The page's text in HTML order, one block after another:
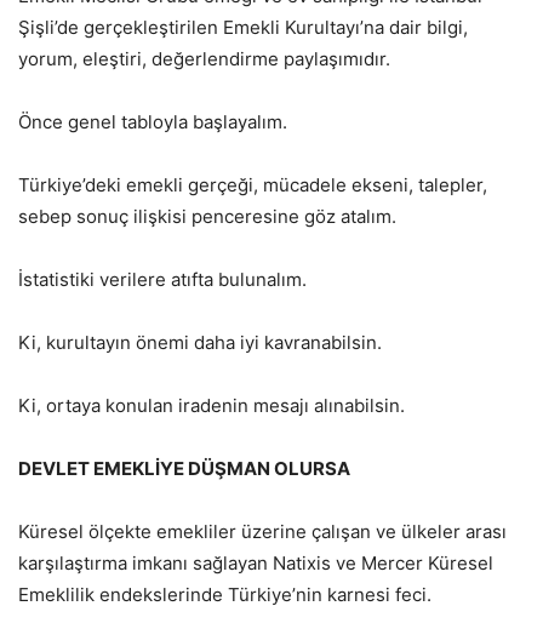
Şişli’de gerçekleştirilen Emekli Kurultayı’na dair bilgi,
yorum, eleştiri, değerlendirme paylaşımıdır.
Önce genel tabloyla başlayalım.
Türkiye’deki emekli gerçeği, mücadele ekseni, talepler,
sebep sonuç ilişkisi penceresine göz atalım.
İstatistiki verilere atıfta bulunalım.
Ki, kurultayın önemi daha iyi kavranabilsin.
Ki, ortaya konulan iradenin mesajı alınabilsin.
DEVLET EMEKLİYE DÜŞMAN OLURSA
Küresel ölçekte emekliler üzerine çalışan ve ülkeler arası
karşılaştırma imkanı sağlayan Natixis ve Mercer Küresel
Emeklilik endekslerinde Türkiye’nin karnesi feci.